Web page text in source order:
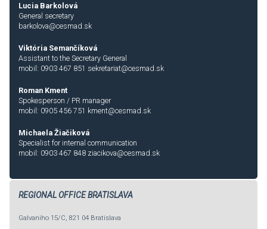
Lucia Barkolová
General secretary
barkolova@cesmad.sk
Viktória Semančíková
Assistant to the Secretary General
mobil: 0903 467 851 sekretariat@cesmad.sk
Roman Kment
Spokesperson / PR manager
mobil: 0905 456 751 kment@cesmad.sk
Michaela Žiačiková
Specialist for internal communication
mobil: 0903 467 848 ziacikova@cesmad.sk
REGIONAL OFFICE BRATISLAVA
Galvaniho 15/C, 821 04 Bratislava